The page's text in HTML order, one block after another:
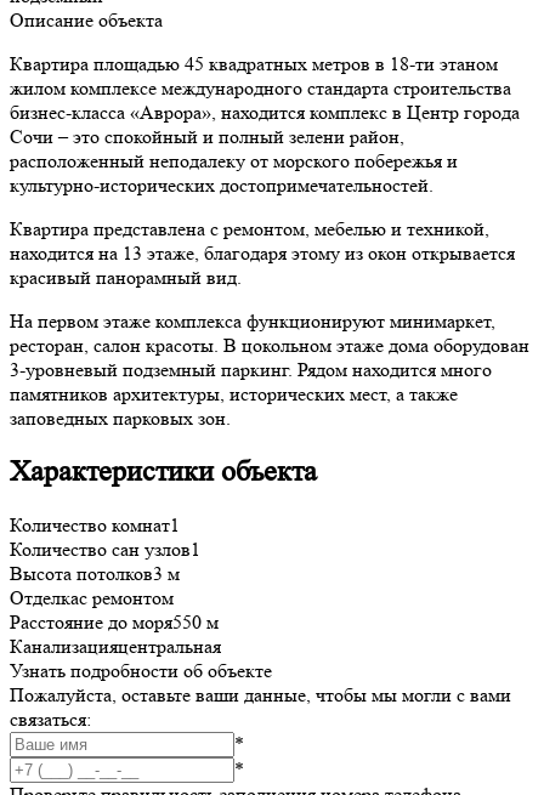
Описание объекта
Квартира площадью 45 квадратных метров в 18-ти этаном
жилом комплексе международного стандарта строительства
бизнес-класса «Аврора», находится комплекс в Центр города
Сочи – это спокойный и полный зелени район,
расположенный неподалеку от морского побережья и
культурно-исторических достопримечательностей.
Квартира представлена с ремонтом, мебелью и техникой,
находится на 13 этаже, благодаря этому из окон открывается
красивый панорамный вид.
На первом этаже комплекса функционируют минимаркет,
ресторан, салон красоты. В цокольном этаже дома оборудован
3-уровневый подземный паркинг. Рядом находится много
памятников архитектуры, исторических мест, а также
заповедных парковых зон.
Характеристики объекта
Количество комнат1
Количество сан узлов1
Высота потолков3 м
Отделкас ремонтом
Расстояние до моря550 м
Канализацияцентральная
Узнать подробности об объекте
Пожалуйста, оставьте ваши данные, чтобы мы могли с вами
связаться:
*
*